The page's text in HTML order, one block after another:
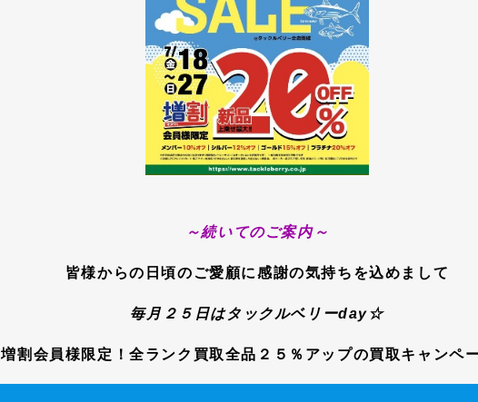
～続いてのご案内～
皆様からの日頃のご愛顧に感謝の気持ちを込めまして
毎月２５日はタックルベリーday☆
増割会員様限定！全ランク買取全品２５％アップの買取キャンペ